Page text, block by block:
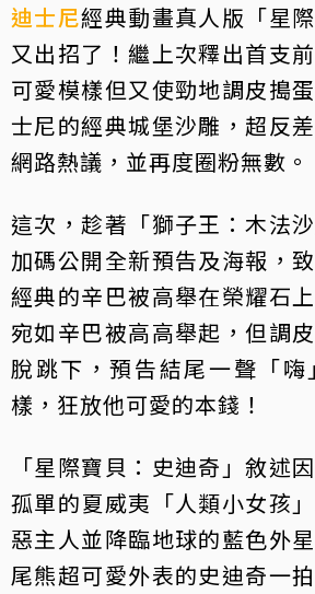
迪士尼經典動畫真人版「星
又出招了！繼上次釋出首支
可愛模樣但又使勁地調皮搗
士尼的經典城堡沙雕，超反
網路熱議，並再度圈粉無數。
這次，趁著「獅子王：木法
加碼公開全新預告及海報，
經典的辛巴被高舉在榮耀石
宛如辛巴被高高舉起，但調
脫跳下，預告結尾一聲「嗨
樣，狂放他可愛的本錢！
「星際寶貝：史迪奇」敘述
孤單的夏威夷「人類小女孩
惡主人並降臨地球的藍色外
尾熊超可愛外表的史迪奇一